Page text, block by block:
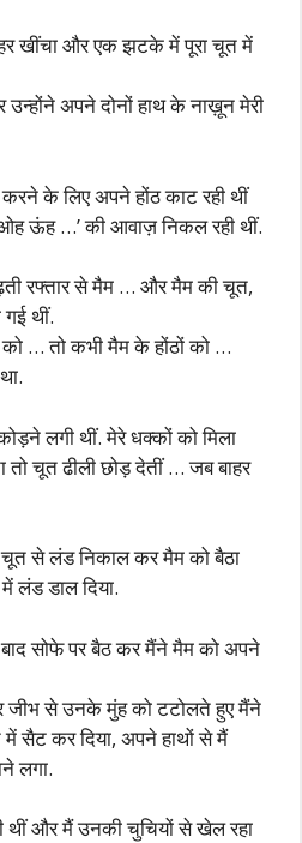
खींचा और एक झटके में पूरा चूत में
अपने दोनों हाथ के नाख़ून मेरी
के लिए अपने होंठ काट रही थीं
ऊंह …’ की आवाज़ निकल रही थीं.
रफ्तार से मैम … और मैम की चूत,
थीं.
… तो कभी मैम के होंठों को …
लगी थीं. मेरे धक्कों को मिला
चूत ढीली छोड़ देतीं … जब बाहर
से लंड निकाल कर मैम को बैठा
डाल दिया.
सोफे पर बैठ कर मैंने मैम को अपने
से उनके मुंह को टटोलते हुए मैंने
सैट कर दिया, अपने हाथों से मैं
लगा.
थीं और मैं उनकी चुचियों से खेल रहा